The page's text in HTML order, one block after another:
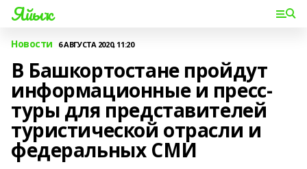
Яйыҡ
Новости 6 АВГУСТА 2020, 11:20
В Башкортостане пройдут
информационные и пресс-
туры для представителей
туристической отрасли и
федеральных СМИ